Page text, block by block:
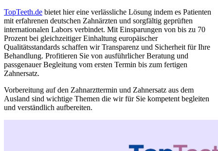
TopTeeth.de bietet hier eine verlässliche Lösung indem es Patienten
mit erfahrenen deutschen Zahnärzten und sorgfältig geprüften
internationalen Labors verbindet. Mit Einsparungen von bis zu 70
Prozent bei gleichzeitiger Einhaltung europäischer
Qualitätsstandards schaffen wir Transparenz und Sicherheit für Ihre
Behandlung. Profitieren Sie von ausführlicher Beratung und
passgenauer Begleitung vom ersten Termin bis zum fertigen
Zahnersatz.
Vorbereitung auf den Zahnarzttermin und Zahnersatz aus dem
Ausland sind wichtige Themen die wir für Sie kompetent begleiten
und verständlich aufbereiten.